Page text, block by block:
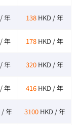
年 138 HKD / 年
年 178 HKD / 年
年 320 HKD / 年
年 416 HKD / 年
/ 年 3100 HKD / 年